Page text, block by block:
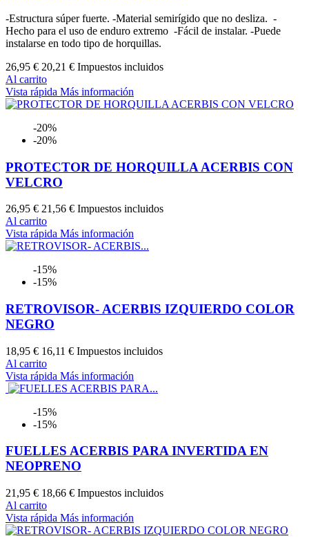
-Estructura súper fuerte. -Material semirígido que no desliza. -
Hecho para el uso de enduro extremo -Fácil de instalar. -Puede
instalarse en todo tipo de horquillas.
26,95 € 20,21 € Impuestos incluidos
Al carrito
Vista rápida Más información
-20%
-20%
AZUL
ROJO
NEGRO
NARANJA
VERDE
AMARILLO
PROTECTOR DE HORQUILLA ACERBIS CON
VELCRO
26,95 € 21,56 € Impuestos incluidos
Al carrito
Vista rápida Más información
-15%
-15%
RETROVISOR- ACERBIS IZQUIERDO COLOR
NEGRO
18,95 € 16,11 € Impuestos incluidos
Al carrito
Vista rápida Más información
-15%
-15%
FUELLES ACERBIS PARA INVERTIDA EN
NEOPRENO
21,95 € 18,66 € Impuestos incluidos
Al carrito
Vista rápida Más información